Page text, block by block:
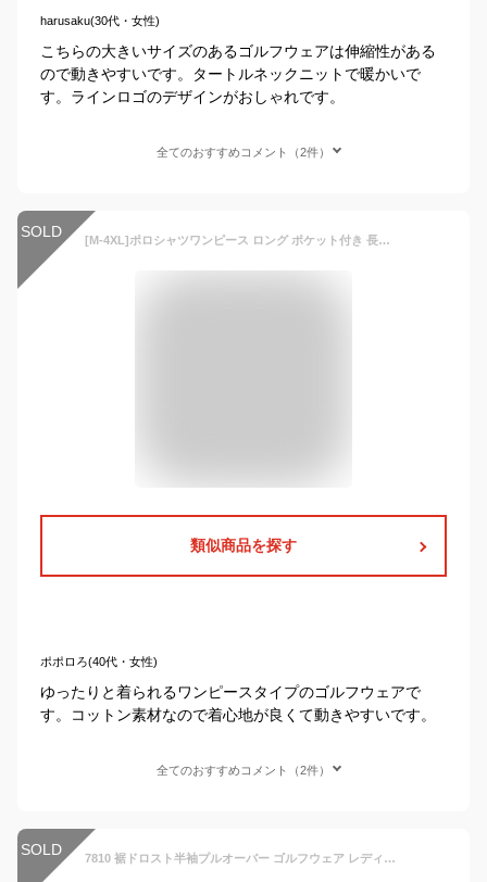
harusaku(30代・女性)
こちらの大きいサイズのあるゴルフウェアは伸縮性がある
ので動きやすいです。タートルネックニットで暖かいで
す。ラインロゴのデザインがおしゃれです。
全てのおすすめコメント（2件）
SOLD [M-4XL]ポロシャツワンピース ロング ポケット付き 長袖 ファスナー襟 レディーススポーツウェア ゴルフウェアワンピース レディースチュニック 春秋 ゆったり スウェット 運動 アウトドア 普段着
類似商品を探す
ポポロろ(40代・女性)
ゆったりと着られるワンピースタイプのゴルフウェアで
す。コットン素材なので着心地が良くて動きやすいです。
全てのおすすめコメント（2件）
SOLD 7810 裾ドロスト半袖プルオーバー ゴルフウェア レディース デルソル ゴルフ M L 春 夏 トップス 半袖 シャカシャカ スポーティ春夏 ゆったり 女子 ホワイト ブルー ネイビー 紺 白 黒 ブラック 送料無料 軽い 薄い ゴルフ スポーツ アジャスター付き